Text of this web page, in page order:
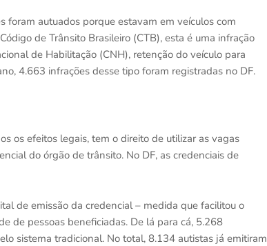
foram autuados porque estavam em veículos com
de Trânsito Brasileiro (CTB), esta é uma infração
de Habilitação (CNH), retenção do veículo para
4.663 infrações desse tipo foram registradas no DF.
os efeitos legais, tem o direito de utilizar as vagas
do órgão de trânsito. No DF, as credenciais de
de emissão da credencial – medida que facilitou o
de pessoas beneficiadas. De lá para cá, 5.268
sistema tradicional. No total, 8.134 autistas já emitiram